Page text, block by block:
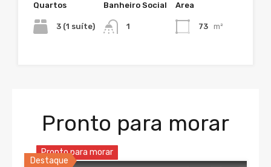
Quartos
3 (1 suíte)
Banheiro Social
1
Area
73 m²
Pronto para morar
Destaque
Pronto para morar